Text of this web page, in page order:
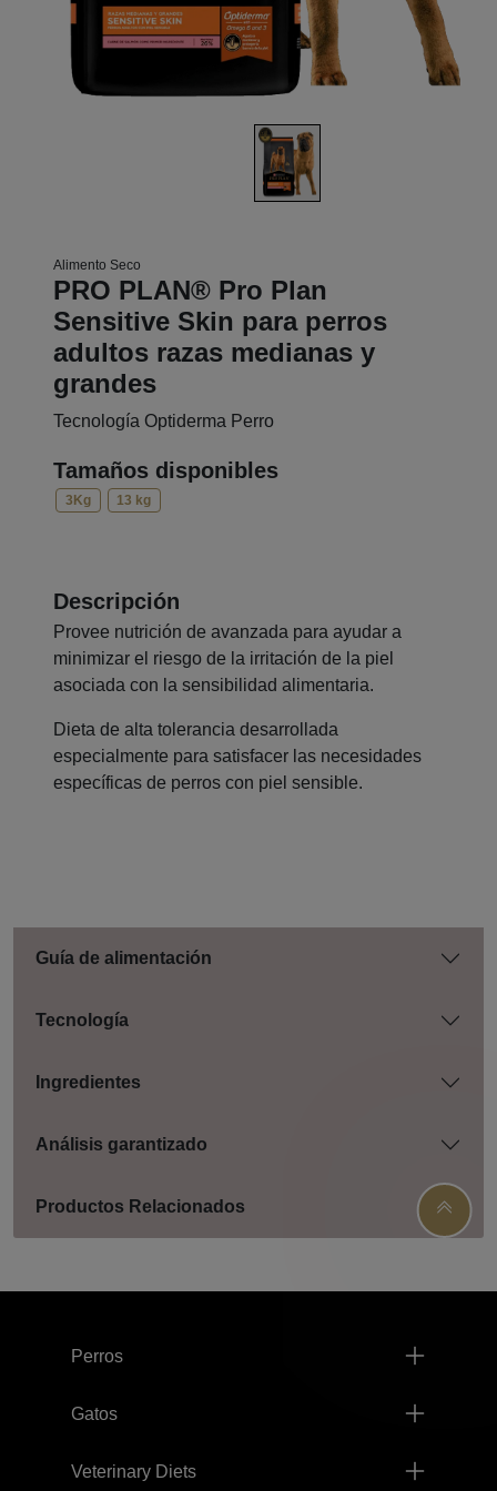
Alimento Seco
PRO PLAN® Pro Plan
Sensitive Skin para perros
adultos razas medianas y
grandes
Tecnología Optiderma Perro
Tamaños disponibles
3Kg 13 kg
Descripción
Provee nutrición de avanzada para ayudar a
minimizar el riesgo de la irritación de la piel
asociada con la sensibilidad alimentaria.
Dieta de alta tolerancia desarrollada
especialmente para satisfacer las necesidades
específicas de perros con piel sensible.
Guía de alimentación
Tecnología
Ingredientes
Análisis garantizado
Productos Relacionados
Perros
Gatos
Veterinary Diets